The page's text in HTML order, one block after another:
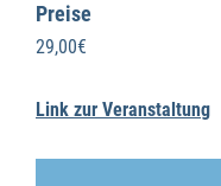
Preise
29,00€
Link zur Veranstaltung